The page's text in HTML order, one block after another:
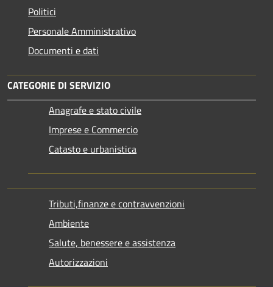
Politici
Personale Amministrativo
Documenti e dati
CATEGORIE DI SERVIZIO
Anagrafe e stato civile
Imprese e Commercio
Catasto e urbanistica
Tributi,finanze e contravvenzioni
Ambiente
Salute, benessere e assistenza
Autorizzazioni